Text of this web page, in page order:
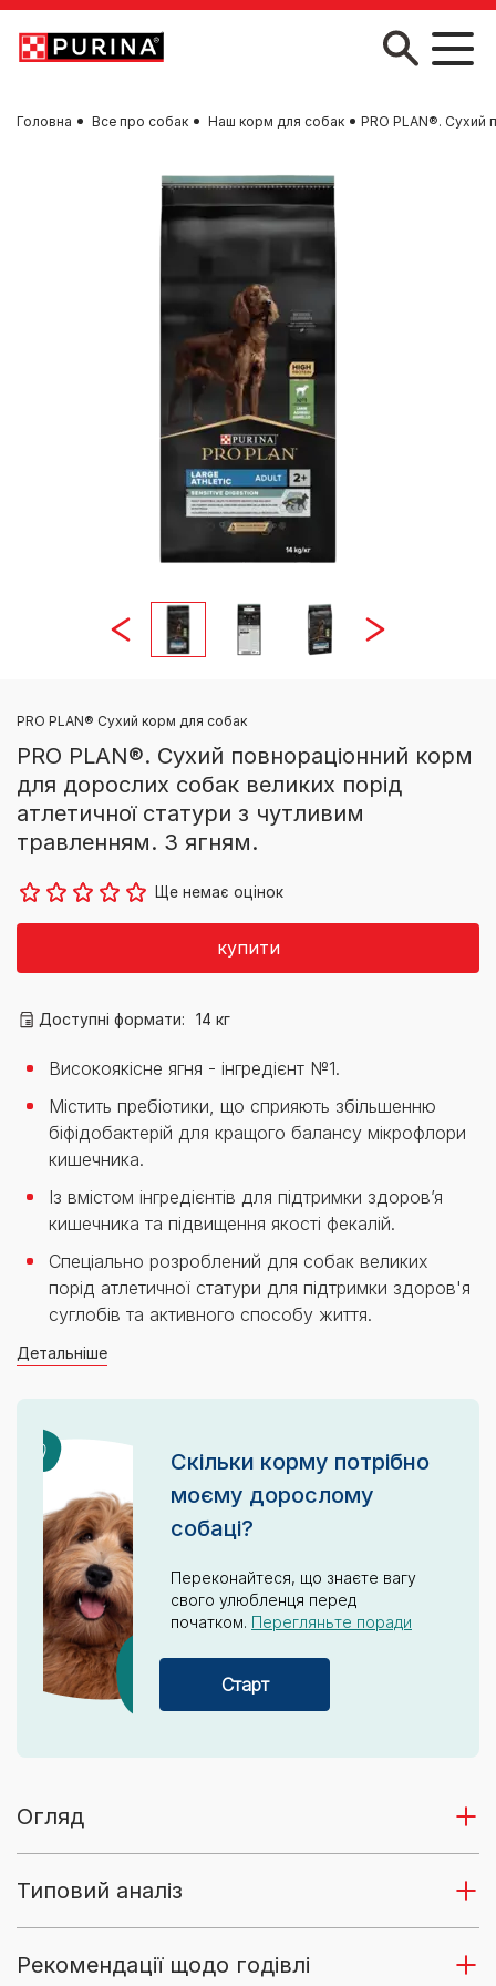
Skip to main content
Головна Все про собак Наш корм для собак PRO PLAN®. Сухий
PRO PLAN® Сухий корм для собак
PRO PLAN®. Сухий повнораціонний корм
для дорослих собак великих порід
атлетичної статури з чутливим
травленням. З ягням.
Ще немає оцінок
купити
Доступні формати: 14 кг
Високоякісне ягня - інгредієнт №1.
Містить пребіотики, що сприяють збільшенню
біфідобактерій для кращого балансу мікрофлори
кишечника.
Із вмістом інгредієнтів для підтримки здоров’я
кишечника та підвищення якості фекалій.
Спеціально розроблений для собак великих
порід атлетичної статури для підтримки здоров'я
суглобів та активного способу життя.
Детальніше
Скільки корму потрібно
моєму дорослому
собаці?
Переконайтеся, що знаєте вагу
свого улюбленця перед
початком. Перегляньте поради
Старт
Огляд
Типовий аналіз
Рекомендації щодо годівлі